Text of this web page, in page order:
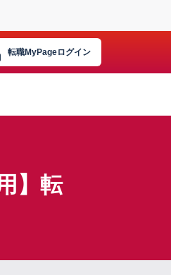
転職MyPageログイン
】転